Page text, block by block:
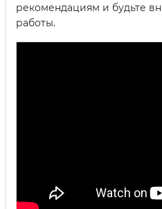
рекомендациям и будьте
работы.